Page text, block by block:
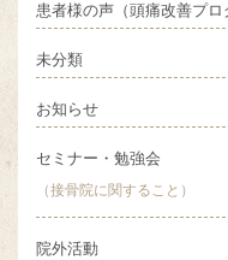
患者様の声（頭痛改善プロ
未分類
お知らせ
セミナー・勉強会
（接骨院に関すること）
院外活動